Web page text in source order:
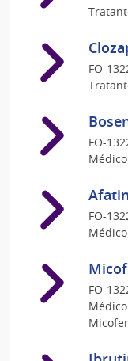
FO-
FO-
FO-
FO-